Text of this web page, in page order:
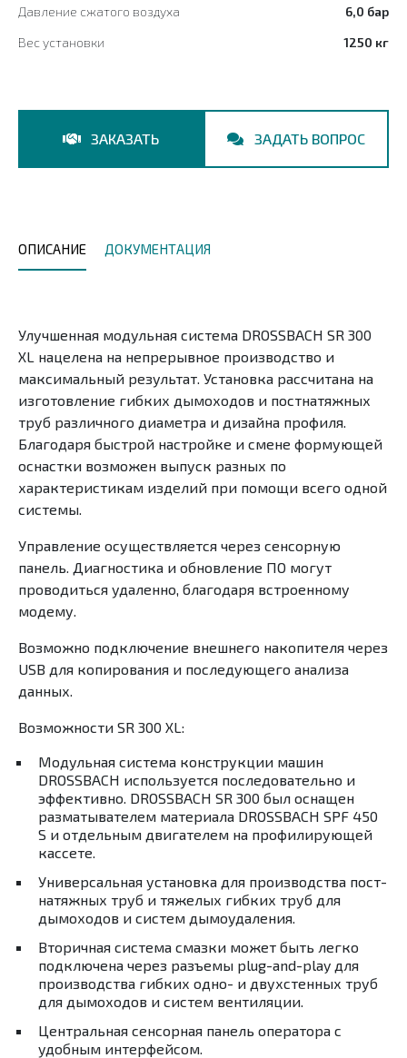
Давление сжатого воздуха
6,0 бар
Вес установки
1250 кг
ЗАКАЗАТЬ ЗАДАТЬ ВОПРОС
ОПИСАНИЕ ДОКУМЕНТАЦИЯ
Улучшенная модульная система DROSSBACH SR 300
XL нацелена на непрерывное производство и
максимальный результат. Установка рассчитана на
изготовление гибких дымоходов и постнатяжных
труб различного диаметра и дизайна профиля.
Благодаря быстрой настройке и смене формующей
оснастки возможен выпуск разных по
характеристикам изделий при помощи всего одной
системы.
Управление осуществляется через сенсорную
панель. Диагностика и обновление ПО могут
проводиться удаленно, благодаря встроенному
модему.
Возможно подключение внешнего накопителя через
USB для копирования и последующего анализа
данных.
Возможности SR 300 XL:
Модульная система конструкции машин
DROSSBACH используется последовательно и
эффективно. DROSSBACH SR 300 был оснащен
разматывателем материала DROSSBACH SPF 450
S и отдельным двигателем на профилирующей
кассете.
Универсальная установка для производства пост-
натяжных труб и тяжелых гибких труб для
дымоходов и систем дымоудаления.
Вторичная система смазки может быть легко
подключена через разъемы plug-and-play для
производства гибких одно- и двухстенных труб
для дымоходов и систем вентиляции.
Центральная сенсорная панель оператора с
удобным интерфейсом.